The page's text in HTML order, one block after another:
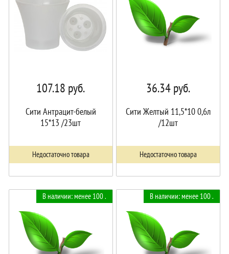
107.18 руб.
Сити Антрацит-белый
15*13 /23шт
Недостаточно товара
36.34руб.
Сити Желтый 11,5*10 0,6л
/12шт
Недостаточно товара
В наличии: менее 100 . В наличии: менее 100 .